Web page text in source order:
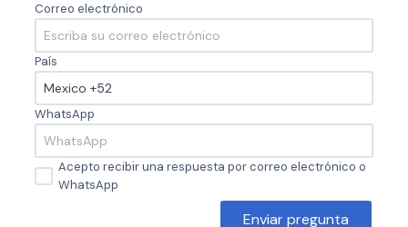
Correo electrónico
País
WhatsApp
Acepto recibir una respuesta por correo electrónico o
WhatsApp
Enviar pregunta